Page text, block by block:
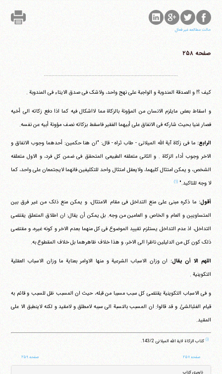
حالت مطالعه غیر فعال
صفحه ۲۵۸
..........................................................................................
کیف ؟! و الصدقة المندوبة و الواجبة علی نهج واحد، ولاشک فی صدق الایتاء فی المندوبة .
و اسقاط بعض مایلزم الانسان من المؤونة بالزکاة مما لااشکال فیه کما اذا دفع زکاته الی أخیه
فصار غنیا بحیث شارکه فی الانفاق علی أبیهما الفقیر فاسقط بزکاته نصف مؤونة أبیه عن نفسه.
الرابع:ما فی زکاة آیة الله المیلانی - طاب ثراه - قال: "ان هنا حکمین: أحدهما وجوب الانفاق و
الاخر وجوب أداء الزکاة . و الثانی متعلقه الطبیعی المتحقق فی ضمن کل فرد، و الاول متعلقه
الشخص، و یمکن امتثال کلیهما، ولایعقل امتثال واحد للتکلیفین فانهما لایجتمعان علی واحد، کما
لا وجه للتاکید."(۱)
أقول:ما ذکره مبنی علی منع التداخل فی مقام الامتثال، و یمکن منع ذلک من غیر فرق بین
المتساویین و العام و الخاص و العامین من وجه. بل یمکن أن یقال: ان اطلاق المتعلق یقتضی
التداخل، اذ عدم التداخل یستلزم تقیید الموضوع فی کل منهما بعدم الاخر و کونه غیره، و مقتضی
ذلک کون کل من الدلیلین ناظرا الی الاخر، و هذا خلاف ظاهرهما بل خلاف المقطوع به.
اللهم الا أن یقال: ان وزان الاسباب الشرعیة و منها الاوامر بعنایة ما وزان الاسباب العقلیة
التکوینیة .
و فی الاسباب التکوینیة یقتضی کل سبب مسببا من قبله، حیث ان المسبب ظل للسبب و قائم به
قیام الفئبالشئ. و قد قالوا: ان المسبب بالنسبة الی سببه لامطلق و لامقید و لکنه لاینطبق الا علی
المقید.
(۱) کتاب الزکاة لایة الله المیلانی ‏143/2.
صفحه ۲۵۷ صفحه ۲۵۹
ناوبری کتاب